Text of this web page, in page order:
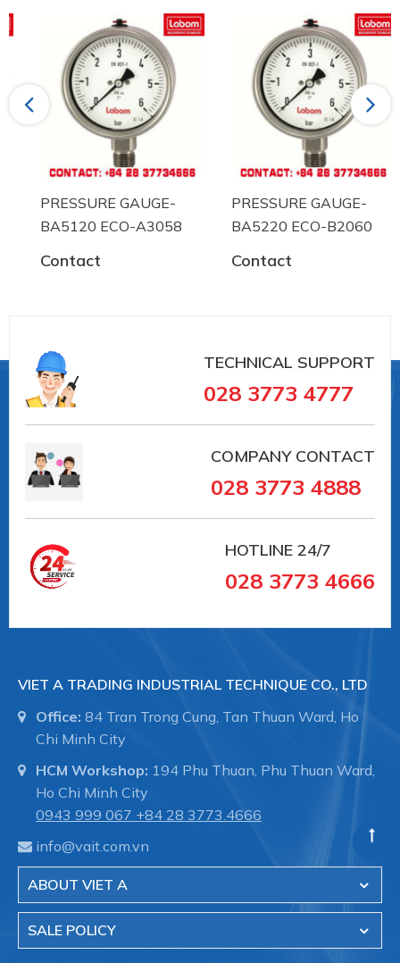
Material:process
Connection: stainless steel mat.-no. 1.4571
(316Ti) diaphragm
Material: Duratherm (standard)
#vait #vieta #BOURDONTUBEPRESSUREGAUGE
Việt Á đã tin chọn phân phối sản phẩm
Labom tại Việt Nam trong lĩnh vực đo
lương, kiểm soát áp suất như:
+ Đồng hồ đo áp suất
+ Đồng hồ đo nhiệt độ
+ Thiết bị đo công nghiệp
Chuyên dụng cho các ngành công nghiệp:
Previous
PRESSURE GAUGE-
BA5120 ECO-A3058
Contact
PRESSURE GAUGE-
BA5220 ECO-B2060
Contact
Next
TECHNICAL SUPPORT
028 3773 4777
COMPANY CONTACT
028 3773 4888
HOTLINE 24/7
028 3773 4666
VIET A TRADING INDUSTRIAL TECHNIQUE CO., LTD
Office: 84 Tran Trong Cung, Tan Thuan Ward, Ho
Chi Minh City
HCM Workshop: 194 Phu Thuan, Phu Thuan Ward,
Ho Chi Minh City
0943 999 067 +84 28 3773.4666
info@vait.com.vn
ABOUT VIET A
SALE POLICY